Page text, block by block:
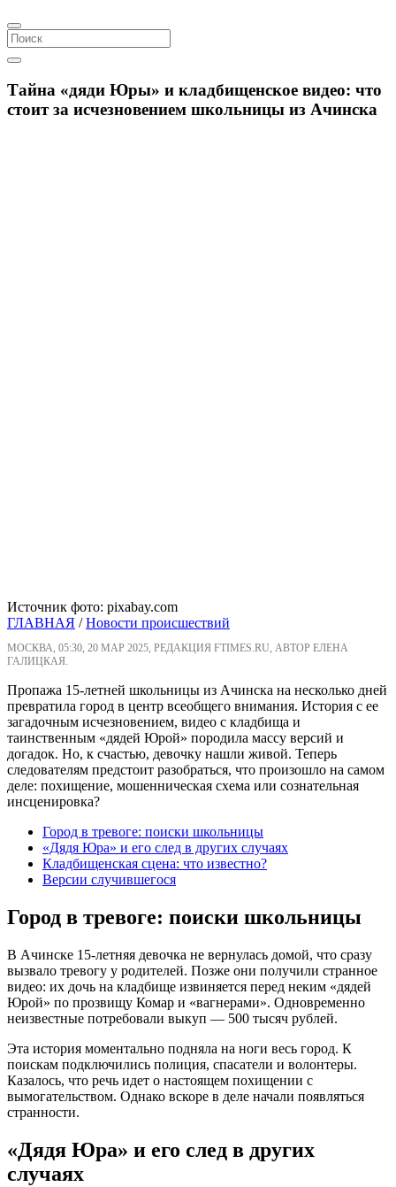
Тайна «дяди Юры» и кладбищенское видео: что
стоит за исчезновением школьницы из Ачинска
Источник фото: pixabay.com
ГЛАВНАЯ /Новости происшествий
МОСКВА, 05:30, 20 МАР 2025, РЕДАКЦИЯ FTIMES.RU, АВТОР ЕЛЕНА
ГАЛИЦКАЯ.
Пропажа 15-летней школьницы из Ачинска на несколько дней
превратила город в центр всеобщего внимания. История с ее
загадочным исчезновением, видео с кладбища и
таинственным «дядей Юрой» породила массу версий и
догадок. Но, к счастью, девочку нашли живой. Теперь
следователям предстоит разобраться, что произошло на самом
деле: похищение, мошенническая схема или сознательная
инсценировка?
Город в тревоге: поиски школьницы
«Дядя Юра» и его след в других случаях
Кладбищенская сцена: что известно?
Версии случившегося
Город в тревоге: поиски школьницы
В Ачинске 15-летняя девочка не вернулась домой, что сразу
вызвало тревогу у родителей. Позже они получили странное
видео: их дочь на кладбище извиняется перед неким «дядей
Юрой» по прозвищу Комар и «вагнерами». Одновременно
неизвестные потребовали выкуп — 500 тысяч рублей.
Эта история моментально подняла на ноги весь город. К
поискам подключились полиция, спасатели и волонтеры.
Казалось, что речь идет о настоящем похищении с
вымогательством. Однако вскоре в деле начали появляться
странности.
«Дядя Юра» и его след в других
случаях